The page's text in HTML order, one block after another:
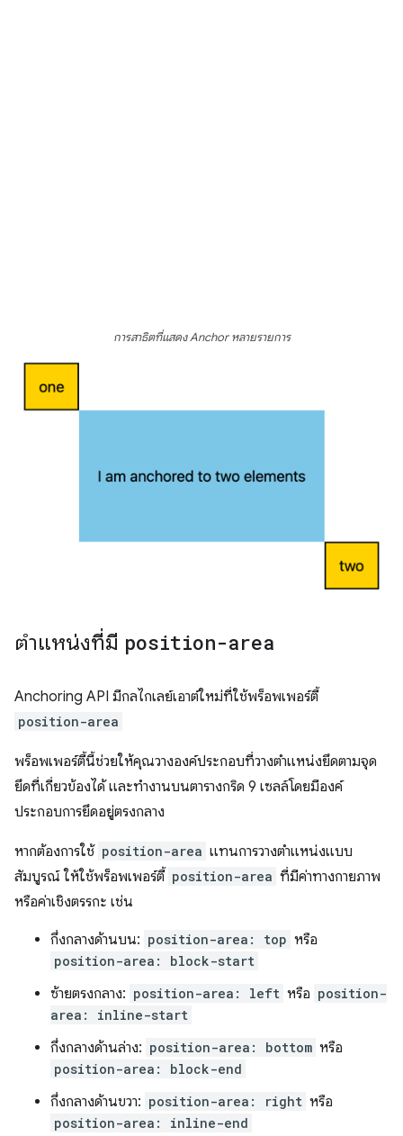
การสาธิตที่แสดง Anchor หลายรายการ
ตำแหน่งที่มี position-area
Anchoring API มีกลไกเลย์เอาต์ใหม่ที่ใช้พร็อพเพอร์ตี้
position-area
พร็อพเพอร์ตี้นี้ช่วยให้คุณวางองค์ประกอบที่วางตำแหน่งยึดตามจุด
ยึดที่เกี่ยวข้องได้ และทำงานบนตารางกริด 9 เซลล์โดยมีองค์
ประกอบการยึดอยู่ตรงกลาง
หากต้องการใช้ position-area แทนการวางตำแหน่งแบบ
สัมบูรณ์ ให้ใช้พร็อพเพอร์ตี้ position-area ที่มีค่าทางกายภาพ
หรือค่าเชิงตรรกะ เช่น
กึ่งกลางด้านบน: position-area: top หรือ
position-area: block-start
ซ้ายตรงกลาง: position-area: left หรือ position-
area: inline-start
กึ่งกลางด้านล่าง: position-area: bottom หรือ
position-area: block-end
กึ่งกลางด้านขวา: position-area: right หรือ
position-area: inline-end